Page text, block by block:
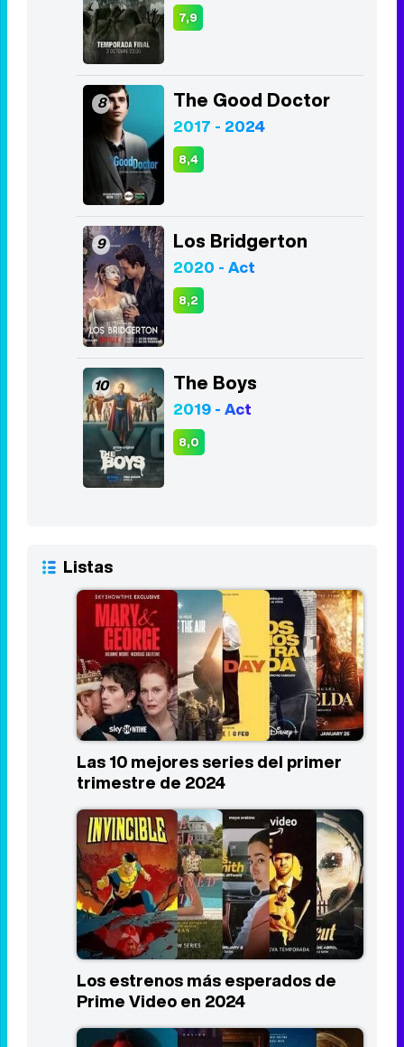
6 Lucifer
8,4
7 The Walking Dead
7,9
8 The Good Doctor
8,4
9 Los Bridgerton
2019 - Act
8,0
Listas
Las 10 mejores series del primer
trimestre de 2024